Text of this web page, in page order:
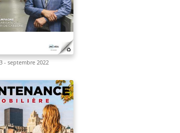
- septembre 2022